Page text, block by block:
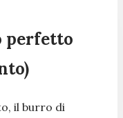
perfetto
il burro di